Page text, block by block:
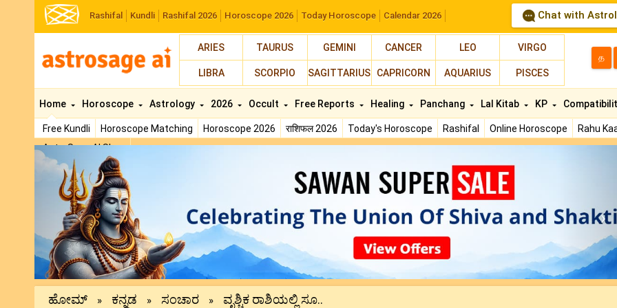
Rashifal Kundli Rashifal 2026 Horoscope 2026 Today Horoscope Calendar 2026 Chat with
ARIES TAURUS GEMINI CANCER LEO VIRGO
LIBRA SCORPIO SAGITTARIUS CAPRICORN AQUARIUS PISCES
த
Home
Free Kundli Horoscope Matching Horoscope 2026 राशिफल 2026 Today's Horoscope Rashifal Online Horoscope Rahu
AstroSage AI Shop
Horoscope Astrology 2026 Occult Free Reports Healing Panchang Lal Kitab KP
Previous
ಹೋಮ್ » ಕನ್ನಡ » ಸಂಚಾರ » ವೃಶ್ಚಿಕ ರಾಶಿಯಲ್ಲಿ ಸೂ..